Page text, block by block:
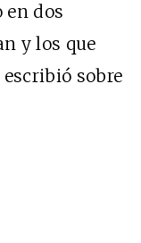
en dos
y los que
sobre